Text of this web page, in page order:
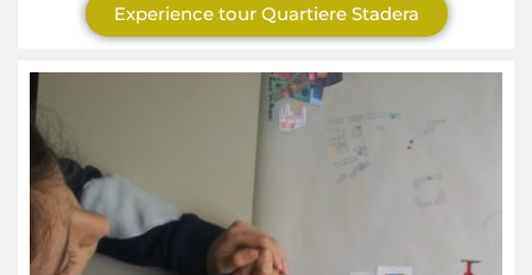
Experience tour Quartiere Stadera